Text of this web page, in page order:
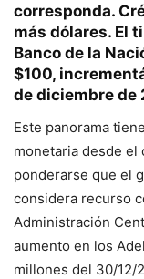
corresponda.
más dólares. El
Banco de la
$100,
de diciembre de
Este panorama
monetaria desde el
ponderarse que el
considera recurso
Administración
aumento en los
millones del 30/12/